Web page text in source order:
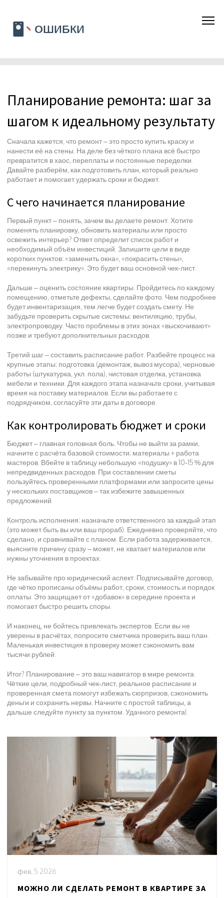
Планирование ремонта: шаг за
шагом к идеальному результату
Сначала кажется, что ремонт – это просто купить краску и
нанести её на стены. На деле без чёткого плана всё быстро
превратится в хаос, переплаты и постоянные переделки.
Давайте разберём, как подготовить план, который реально
работает и помогает удержать сроки и бюджет.
С чего начинается планирование
Первый пункт – понять, зачем вы делаете ремонт. Хотите
поменять планировку, обновить материалы или просто
освежить интерьер? Ответ определит список работ и
необходимый объём инвестиций. Запишите цели в виде
коротких пунктов: «заменить окна», «покрасить стены»,
«перекинуть электрику». Это будет ваш основной чек‑лист.
Дальше – оценить состояние квартиры. Пройдитесь по каждому
помещению, отметьте дефекты, сделайте фото. Чем подробнее
будет инвентаризация, тем легче будет создать смету. Не
забудьте проверить скрытые системы: вентиляцию, трубы,
электропроводку. Часто проблемы в этих зонах «выскочивают»
позже и требуют дополнительных расходов.
Третий шаг – составить расписание работ. Разбейте процесс на
крупные этапы: подготовка (демонтаж, вывоз мусора), черновые
работы (штукатурка, укл. пола), чистовая отделка, установка
мебели и техники. Для каждого этапа назначьте сроки, учитывая
время на поставку материалов. Если вы работаете с
подрядчиком, согласуйте эти даты в договоре.
Как контролировать бюджет и сроки
Бюджет – главная головная боль. Чтобы не выйти за рамки,
начните с расчёта базовой стоимости: материалы + работа
мастеров. Вбейте в таблицу небольшую «подушку» в 10‑15 % для
непредвиденных расходов. При составлении сметы
пользуйтесь проверенными платформами или запросите цены
у нескольких поставщиков – так избежите завышенных
предложений.
Контроль исполнения: назначьте ответственного за каждый этап
(это может быть вы или ваш прораб). Ежедневно проверяйте, что
сделано, и сравнивайте с планом. Если работа задерживается,
выясните причину сразу – может, не хватает материалов или
нужны уточнения в проектах.
Не забывайте про юридический аспект. Подписывайте договор,
где чётко прописаны объёмы работ, сроки, стоимость и порядок
оплаты. Это защищает от «добавок» в середине проекта и
помогает быстро решить споры.
И наконец, не бойтесь привлекать экспертов. Если вы не
уверены в расчётах, попросите сметчика проверить ваш план.
Маленькая инвестиция в проверку может сэкономить вам
тысячи рублей.
Итог? Планирование – это ваш навигатор в мире ремонта.
Чёткие цели, подробный чек‑лист, реальное расписание и
проверенная смета помогут избежать сюрпризов, сэкономить
деньги и сохранить нервы. Начните с простой таблицы, а
дальше следуйте пункту за пунктом. Удачного ремонта!
фев, 5 2026
МОЖНО ЛИ СДЕЛАТЬ РЕМОНТ В КВАРТИРЕ ЗА